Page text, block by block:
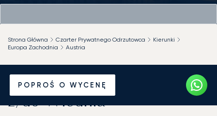
POPROŚ O WYCENĘ
Strona Główna Czarter Prywatnego Odrzutowca
Kierunki
Europa Zachodnia
Austria
Wynajmij jet prywatny
z/do Wiednia